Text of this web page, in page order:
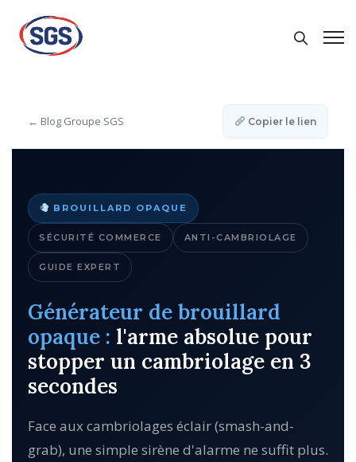
Générateur de brouillard opaque :
Stopper un vol en 3 secondes
← Blog Groupe SGS Copier le lien
BROUILLARD OPAQUE
SÉCURITÉ COMMERCE ANTI-CAMBRIOLAGE
GUIDE EXPERT
Générateur de brouillard
opaque : l'arme absolue pour
stopper un cambriolage en 3
secondes
Face aux cambriolages éclair (smash-and-
grab), une simple sirène d'alarme ne suffit plus.